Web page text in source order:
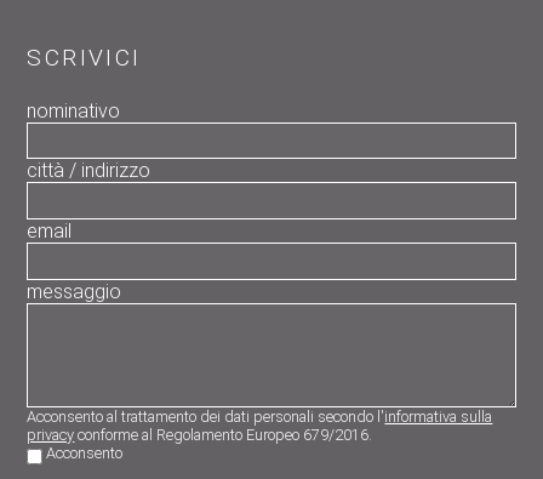
SCRIVICI
nominativo
città / indirizzo
email
messaggio
Acconsento al trattamento dei dati personali secondo l'informativa sulla
privacy conforme al Regolamento Europeo 679/2016.
Acconsento